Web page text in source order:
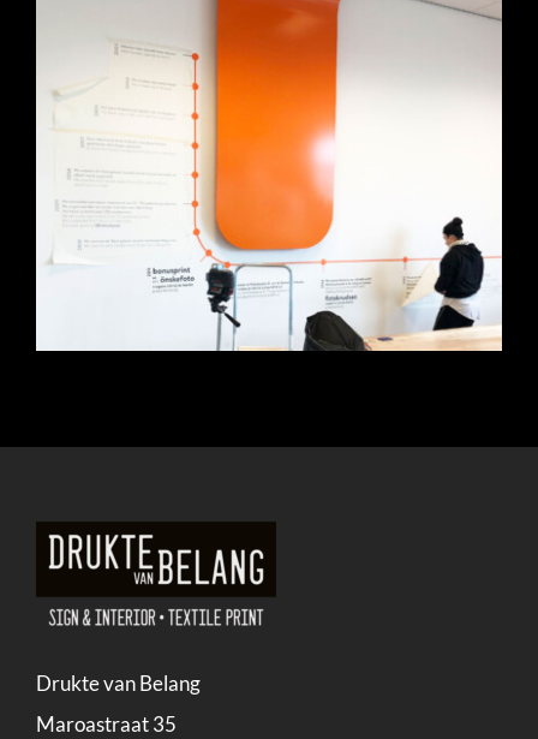
Drukte van Belang
Maroastraat 35